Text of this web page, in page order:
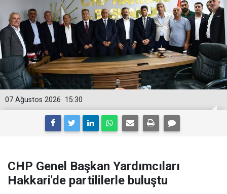
15:30
07 Ağustos 2026
CHP Genel Başkan Yardımcıları
Hakkari'de partililerle buluştu